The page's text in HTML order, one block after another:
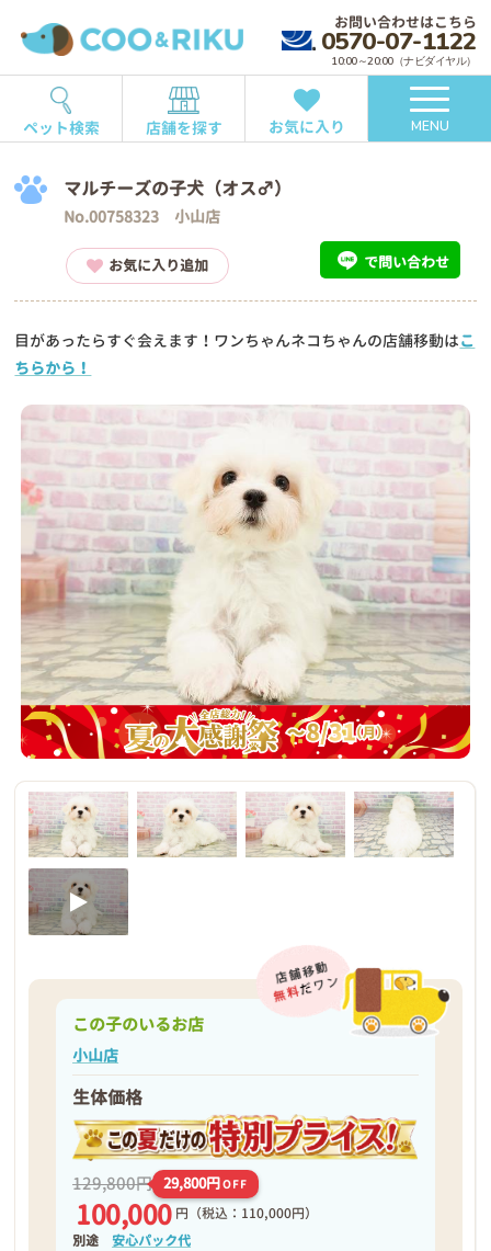
お問い合わせはこちら
0570-07-1122
10:00～20:00（ナビダイヤル）
ペット検索 店舗を探す お気に入り MENU
マルチーズの子犬（オス♂）
No.00758323 小山店
お気に入り追加 で問い合わせ
目があったらすぐ会えます！ワンちゃんネコちゃんの店舗移動はこ
ちらから！
この子のいるお店
小山店
生体価格
129,800円 29,800円OFF
100,000 円 （税込：110,000円）
別途安心パック代